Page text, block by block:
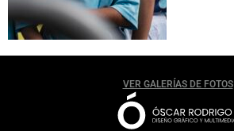
VER GALERÍAS DE FOTOS